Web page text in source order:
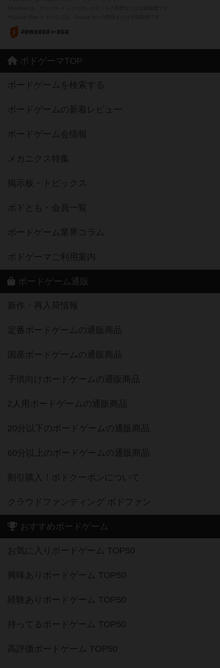
ボドゲーマTOP
ボードゲームを検索する
ボードゲームの新着レビュー
ボードゲーム会情報
メカニクス特集
掲示板・トピックス
ボドとも・会員一覧
ボードゲーム業界コラム
ボドゲーマご利用案内
ボードゲーム通販
新作・再入荷情報
定番ボードゲームの通販商品
国産ボードゲームの通販商品
子供向けボードゲームの通販商品
2人用ボードゲームの通販商品
20分以下のボードゲームの通販商品
60分以上のボードゲームの通販商品
割引購入！ボドクーポンについて
クラウドファンディング ボドファン
おすすめボードゲーム
お気に入りボードゲーム TOP50
興味ありボードゲーム TOP50
経験ありボードゲーム TOP50
持ってるボードゲーム TOP50
高評価ボードゲーム TOP50